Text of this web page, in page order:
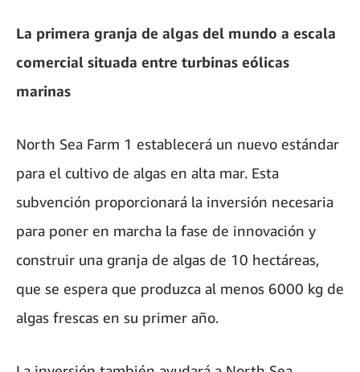
La primera granja de algas del mundo a escala
comercial situada entre turbinas eólicas
marinas
North Sea Farm 1 establecerá un nuevo estándar
para el cultivo de algas en alta mar. Esta
subvención proporcionará la inversión necesaria
para poner en marcha la fase de innovación y
construir una granja de algas de 10 hectáreas,
que se espera que produzca al menos 6000 kg de
algas frescas en su primer año.